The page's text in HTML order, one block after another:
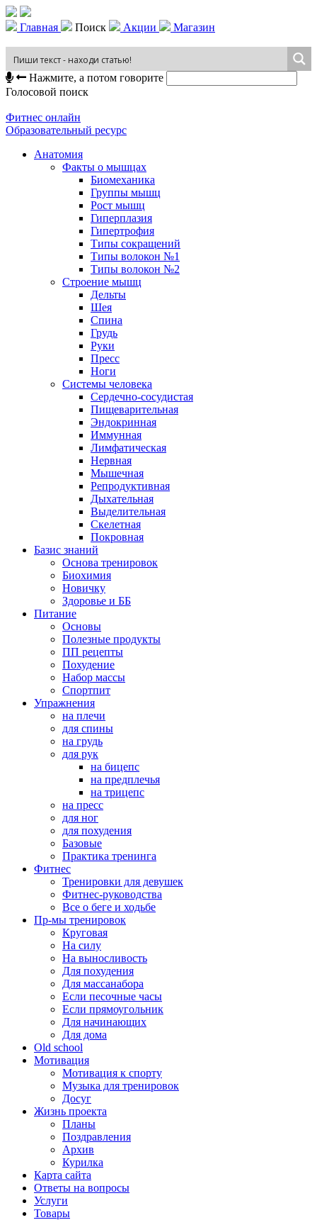
Главная Поиск Акции Магазин
Нажмите, а потом говорите
Голосовой поиск
Фитнес онлайн
Образовательный ресурс
Анатомия
Факты о мышцах
Биомеханика
Группы мышц
Рост мышц
Гиперплазия
Гипертрофия
Типы сокращений
Типы волокон №1
Типы волокон №2
Строение мышц
Дельты
Шея
Спина
Грудь
Руки
Пресс
Ноги
Системы человека
Сердечно-сосудистая
Пищеварительная
Эндокринная
Иммунная
Лимфатическая
Нервная
Мышечная
Репродуктивная
Дыхательная
Выделительная
Скелетная
Покровная
Базис знаний
Основа тренировок
Биохимия
Новичку
Здоровье и ББ
Питание
Основы
Полезные продукты
ПП рецепты
Похудение
Набор массы
Спортпит
Упражнения
на плечи
для спины
на грудь
для рук
на бицепс
на предплечья
на трицепс
на пресс
для ног
для похудения
Базовые
Практика тренинга
Фитнес
Тренировки для девушек
Фитнес-руководства
Все о беге и ходьбе
Пр-мы тренировок
Круговая
На силу
На выносливость
Для похудения
Для массанабора
Если песочные часы
Если прямоугольник
Для начинающих
Для дома
Old school
Мотивация
Мотивация к спорту
Музыка для тренировок
Досуг
Жизнь проекта
Планы
Поздравления
Архив
Курилка
Карта сайта
Ответы на вопросы
Услуги
Товары